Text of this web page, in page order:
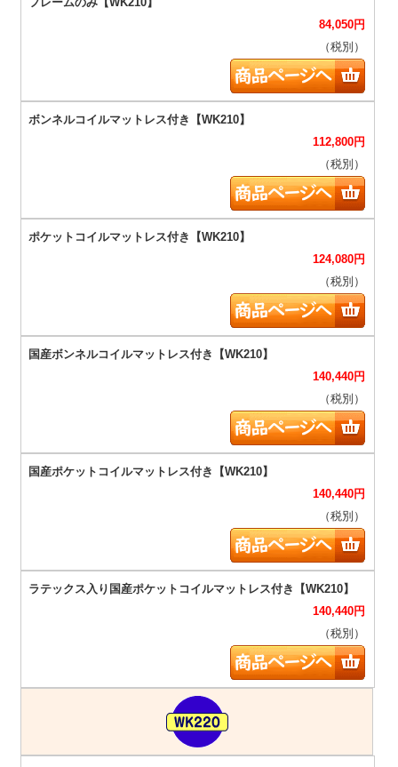
84,050円
（税別）
112,800円
（税別）
124,080円
（税別）
140,440円
（税別）
140,440円
（税別）
140,440円
（税別）